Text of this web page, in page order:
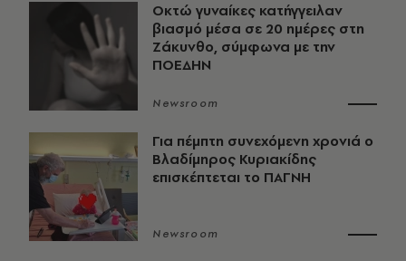
Οκτώ γυναίκες κατήγγειλαν
βιασμό μέσα σε 20 ημέρες στη
Ζάκυνθο, σύμφωνα με την
ΠΟΕΔΗΝ
Newsroom
Για πέμπτη συνεχόμενη χρονιά ο
Βλαδίμηρος Κυριακίδης
επισκέπτεται το ΠΑΓΝΗ
Newsroom